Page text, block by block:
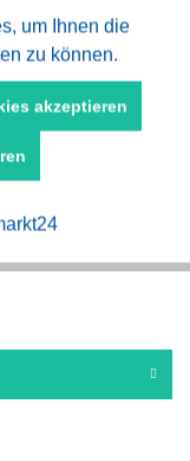
2-
Aktiv
Aktiv
um Ihnen die
zu können.
akzeptieren